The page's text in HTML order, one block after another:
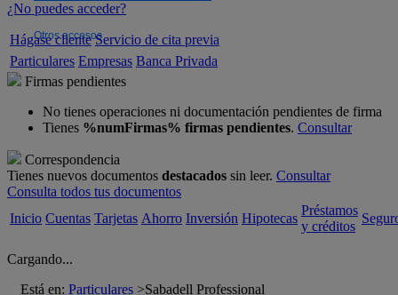
¿No puedes acceder?
Otros accesos
Hágase cliente Servicio de cita previa
Particulares Empresas Banca Privada
Firmas pendientes
No tienes operaciones ni documentación pendientes de firma
Tienes %numFirmas% firmas pendientes. Consultar
Correspondencia
Tienes nuevos documentos destacados sin leer. Consultar
Consulta todos tus documentos
Inicio Cuentas Tarjetas Ahorro Inversión Hipotecas
Préstamos
y créditos
Cargando...
Está en: Particulares >Sabadell Professional